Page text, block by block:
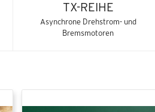
TX-REIHE
Asynchrone Drehstrom- und
Bremsmotoren